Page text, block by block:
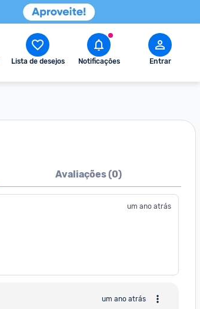
Lista de desejos Notificações Entrar
Avaliações (0)
um ano atrás
um ano atrás